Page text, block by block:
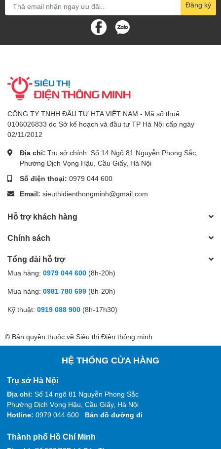
Đăng ký
CÔNG TY TNHH ĐẦU TƯ HTA VIỆT NAM - Mã số thuế:
0106026833 do Sở kế hoạch và đầu tư TP Hà Nội cấp ngày
02/11/2012
Địa chỉ: Trụ sở chính: Số 14 Ngõ 81 Nguyễn Phong Sắc,
Phường Dịch Vọng Hậu, Cầu Giấy, Hà Nội
Số điện thoại: 0979 044 600
Email: sieuthidienthongminh@gmail.com
Hỗ trợ khách hàng
Chính sách
Tổng đài hỗ trợ
Mua hàng: 0979 044 600 (8h-20h)
Mua hàng: 0981 780 699 (8h-20h)
Kỹ thuật: 0919 088 900 (8h-17h30)
© Bản quyền thuộc về Siêu thị Điện thông minh
HỆ THỐNG CỬA HÀNG
Trụ sở Hà Nội
Địa chỉ: Số 14 ngõ 81 Nguyễn Phong Sắc
Phường Dịch Vọng Hậu, Cầu Giấy, Hà Nội
Hotline: 0979 044 600 Bản đồ đường đi
Thành phố Hồ Chí Minh